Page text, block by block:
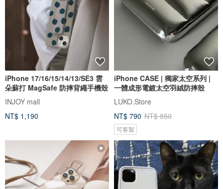
iPhone 17/16/15/14/13/SE3 雲
朵蘇打 MagSafe 防摔背繩手機殼
INJOY mall
NT$ 1,190
iPhone CASE | 獨家太空系列 |
一體成形電鍍太空羽絨防摔殼
LUKO.Store
NT$ 790 NT$ 850
可客製